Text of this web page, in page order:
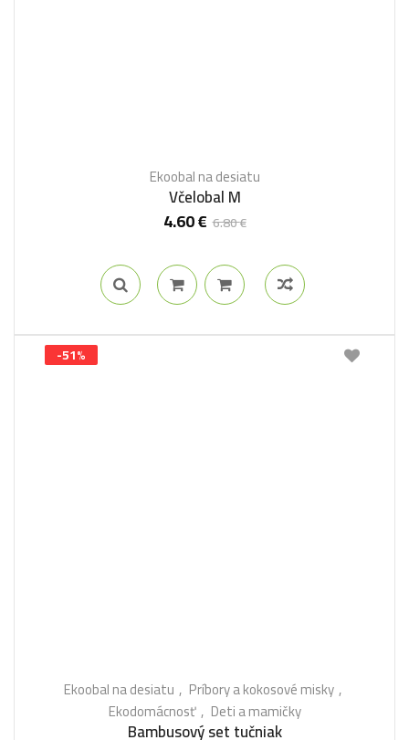
Ekoobal na desiatu
Včelobal M
6.80€
4.60€
-51%
Ekoobal na desiatu
Príbory a kokosové misky
Ekodomácnosť
Deti a mamičky
Bambusový set tučniak